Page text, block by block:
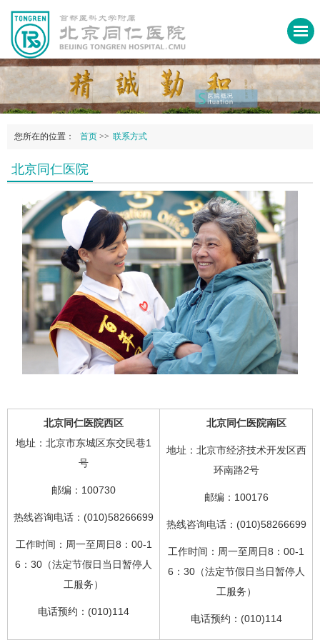
您所在的位置： 首页 >> 联系方式
北京同仁医院
北京同仁医院西区
地址：北京市东城区东交民巷1
号
邮编：100730
热线咨询电话：(010)58266699
工作时间：周一至周日8：00-1
6：30（法定节假日当日暂停人
工服务）
电话预约：(010)114
北京同仁医院南区
地址：北京市经济技术开发区西
环南路2号
邮编：100176
热线咨询电话：(010)58266699
工作时间：周一至周日8：00-1
6：30（法定节假日当日暂停人
工服务）
电话预约：(010)114